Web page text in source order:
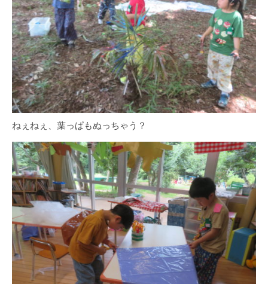
ねぇねぇ、葉っぱもぬっちゃう？